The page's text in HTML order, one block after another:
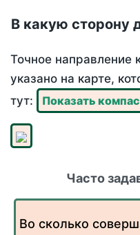
В какую сторону
Точное направление
указано на карте,
тут:
Показать
Часто
Во сколько